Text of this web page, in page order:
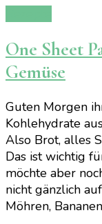
One Sheet
Gemüse
Guten Morgen
Kohlehydrate
Also Brot, alles
Das ist wichtig
möchte aber
nicht gänzlich
Möhren,